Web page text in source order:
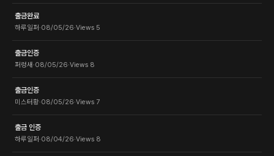
출금완료
하루일퍼·08/05/26·Views 5
출금인증
퍼렁새 ·08/05/26·Views 8
출금인증
미스터황·08/05/26·Views 7
출금 인증
하루일퍼·08/04/26·Views 8